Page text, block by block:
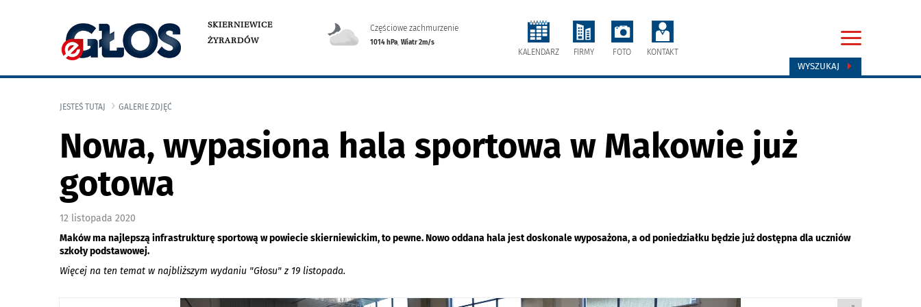
SKIERNIEWICE
ŻYRARDÓW
Częściowe zachmurzenie
1014 hPa,Wiatr 2m/s
KALENDARZ FIRMY FOTO KONTAKT
WYSZUKAJ
JESTEŚ TUTAJ GALERIE ZDJĘĆ
Nowa, wypasiona hala sportowa w Makowie już
gotowa
12 listopada 2020
Maków ma najlepszą infrastrukturę sportową w powiecie skierniewickim, to pewne. Nowo oddana hala jest doskonale wyposażona, a od poniedziałku będzie już dostępna dla uczniów
szkoły podstawowej.
Więcej na ten temat w najbliższym wydaniu "Głosu" z 19 listopada.